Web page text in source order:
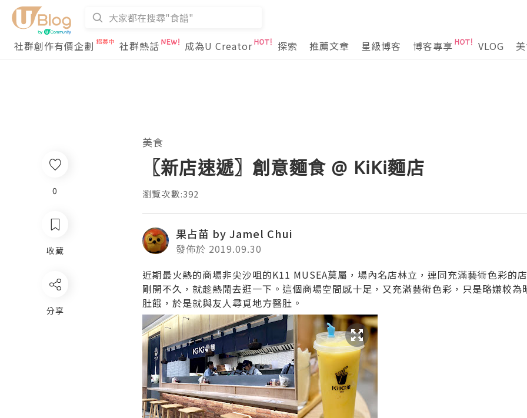
社群創作有價企劃
社群熱話 成為U Creator 探索 推薦文章 星級博客 博客專享 VLOG
0
收藏
分享
美食
〖新店速遞〗創意麵食 @ KiKi麵店
瀏覽次數:392
果占苗 by Jamel Chui
發佈於 2019.09.30
近期最火熱的商場非尖沙咀的K11 MUSEA莫屬，場內名店林立，連同充滿藝術色彩的
剛開不久，就趁熱鬧去逛一下。這個商場空間感十足，又充滿藝術色彩，只是略嫌較
肚餓，於是就與友人尋覓地方醫肚。